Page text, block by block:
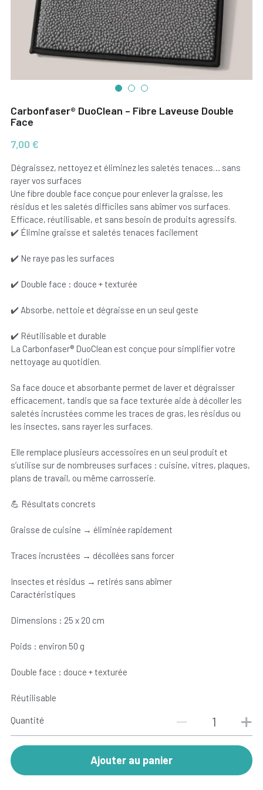
Carbonfaser® DuoClean – Fibre Laveuse Double
Face
7,00 €
Dégraissez, nettoyez et éliminez les saletés tenaces… sans
rayer vos surfaces
Une fibre double face conçue pour enlever la graisse, les
résidus et les saletés difficiles sans abîmer vos surfaces.
Efficace, réutilisable, et sans besoin de produits agressifs.
✔️ Élimine graisse et saletés tenaces facilement
✔️ Ne raye pas les surfaces
✔️ Double face : douce + texturée
✔️ Absorbe, nettoie et dégraisse en un seul geste
✔️ Réutilisable et durable
La Carbonfaser® DuoClean est conçue pour simplifier votre
nettoyage au quotidien.
Sa face douce et absorbante permet de laver et dégraisser
efficacement, tandis que sa face texturée aide à décoller les
saletés incrustées comme les traces de gras, les résidus ou
les insectes, sans rayer les surfaces.
Elle remplace plusieurs accessoires en un seul produit et
s’utilise sur de nombreuses surfaces : cuisine, vitres, plaques,
plans de travail, ou même carrosserie.
💪 Résultats concrets
Graisse de cuisine → éliminée rapidement
Traces incrustées → décollées sans forcer
Insectes et résidus → retirés sans abîmer
Caractéristiques
Dimensions : 25 x 20 cm
Poids : environ 50 g
Double face : douce + texturée
Réutilisable
Quantité
Ajouter au panier